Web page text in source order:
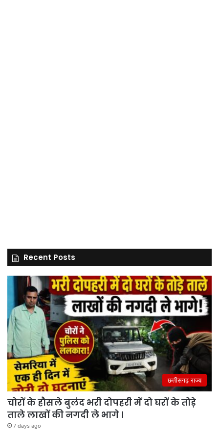
Recent Posts
छत्तीसगढ़ राज्य
चोरों के हौसले बुलंद भरी दोपहरी में दो घरों के तोड़े
ताले लाखों की नगदी ले भागे ।
7 days ago